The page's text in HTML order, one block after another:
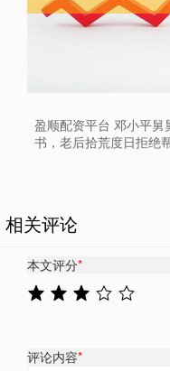
盈顺配资平台 邓小平
书，老后拾荒度日拒绝
相关评论
本文评分*
评论内容*